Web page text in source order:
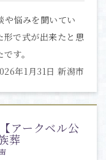
や悩みを聞いてい
形で式が出来たと思
す。
年1月31日 新潟市
アークベル公
葬